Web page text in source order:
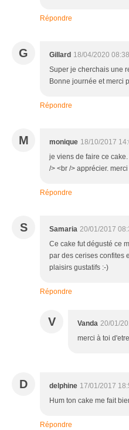
Répondre
G Gillard 18/04/2020 08:38
Super je cherchais une
Bonne journée et merci
Répondre
M monique 18/10/2017
je viens de faire ce
/> <br /> apprécier.
Répondre
S Samaria 20/01/2017
Ce cake fut dégusté ce
par des cerises confites
plaisirs gustatifs :-)
Répondre
V Vanda 20/01/
merci à toi
D delphine 17/01/2017
Hum ton cake me fait
Répondre